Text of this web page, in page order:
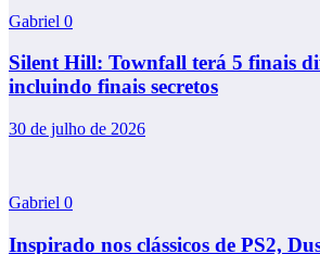
Gabriel 0
Silent Hill: Townfall terá 5 finais
incluindo finais secretos
30 de julho de 2026
Gabriel 0
Inspirado nos clássicos de PS2,